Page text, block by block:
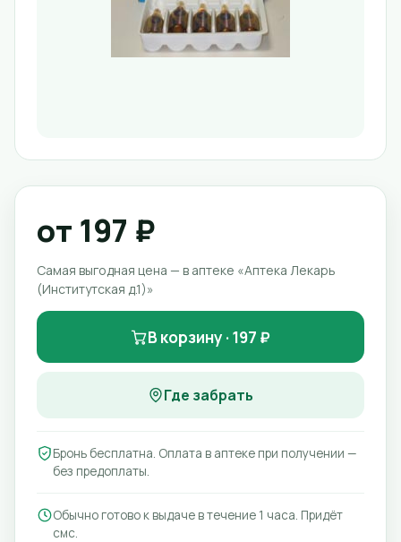
от 197 ₽
Самая выгодная цена — в аптеке «Аптека Лекарь
(Институтская д.1)»
В корзину · 197 ₽
Где забрать
Бронь бесплатна. Оплата в аптеке при получении —
без предоплаты.
Обычно готово к выдаче в течение 1 часа. Придёт
смс.